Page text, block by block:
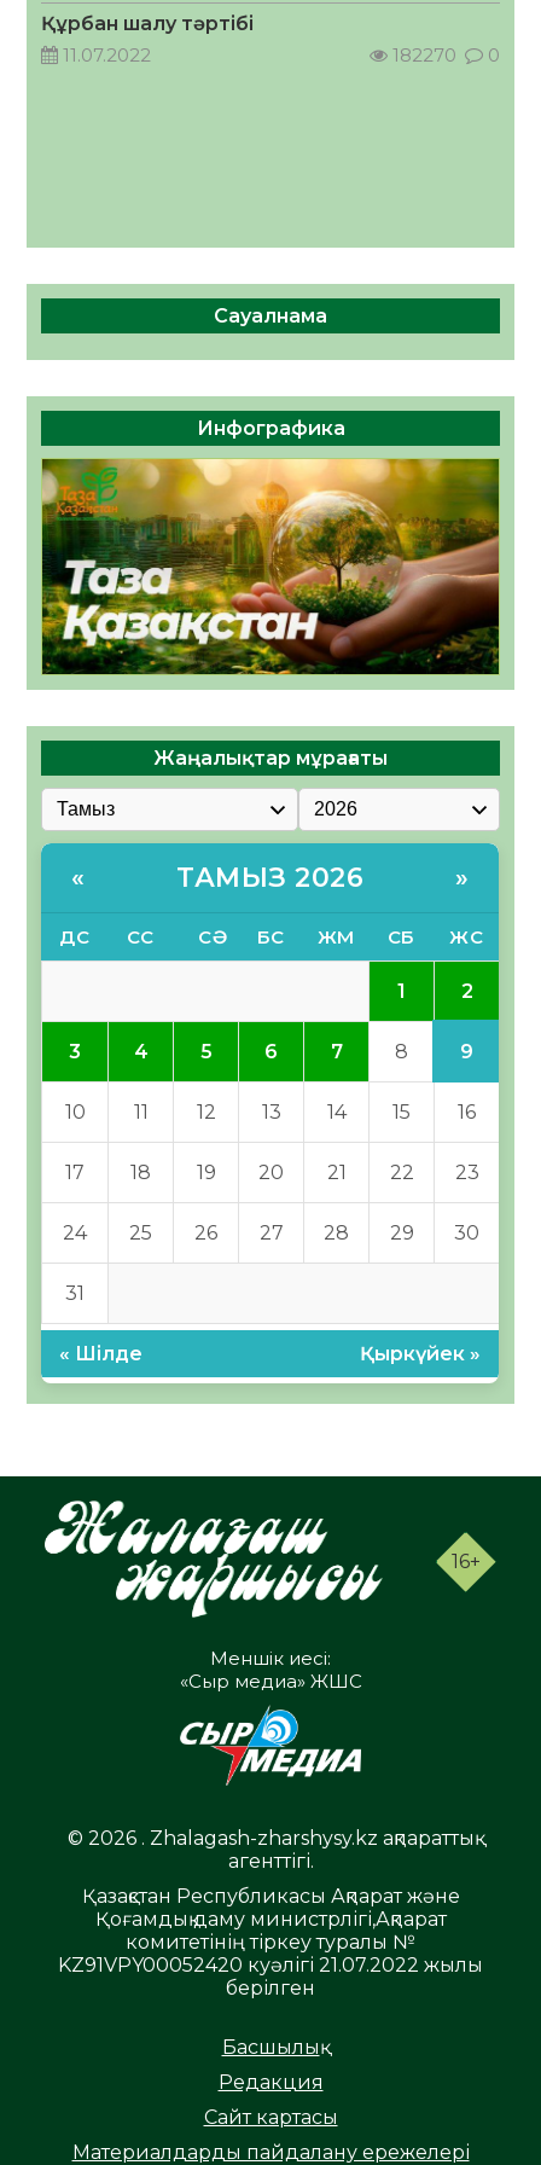
05.08.2026
62 0
Құрбан шалу тәртібі
11.07.2022
182270 0
Сауалнама
Инфографика
Жаңалықтар мұрағаты
« ТАМЫЗ 2026 »
ДС СС СӘ БС ЖМ СБ ЖС
1 2
3 4 5 6 7 8 9
10 11 12 13 14 15 16
17 18 19 20 21 22 23
24 25 26 27 28 29 30
31
« Шілде Қыркүйек »
16+
Меншік иесі:
«Сыр медиа» ЖШС
© 2026 . Zhalagash-zharshysy.kz ақпараттық
агенттігі.
Қазақстан Республикасы Ақпарат және
Қоғамдық даму министрлігі,Ақпарат
комитетінің тіркеу туралы №
KZ91VPY00052420 куәлігі 21.07.2022 жылы
берілген
Басшылық
Редакция
Сайт картасы
Материалдарды пайдалану ережелері